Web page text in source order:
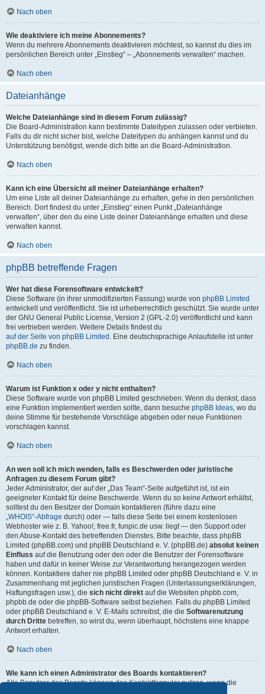
Nach oben
Wie deaktiviere ich meine Abonnements?
Wenn du mehrere Abonnements deaktivieren möchtest, so kannst du dies im
persönlichen Bereich unter „Einstieg“ – „Abonnements verwalten“ machen.
Nach oben
Dateianhänge
Welche Dateianhänge sind in diesem Forum zulässig?
Die Board-Administration kann bestimmte Dateitypen zulassen oder verbieten.
Falls du dir nicht sicher bist, welche Dateitypen du anhängen kannst und du
Unterstützung benötigst, wende dich bitte an die Board-Administration.
Nach oben
Kann ich eine Übersicht all meiner Dateianhänge erhalten?
Um eine Liste all deiner Dateianhänge zu erhalten, gehe in den persönlichen
Bereich. Dort findest du unter „Einstieg“ einen Punkt „Dateianhänge
verwalten“, über den du eine Liste deiner Dateianhänge erhalten und diese
verwalten kannst.
Nach oben
phpBB betreffende Fragen
Wer hat diese Forensoftware entwickelt?
Diese Software (in ihrer unmodifizierten Fassung) wurde von phpBB Limited
entwickelt und veröffentlicht. Sie ist urheberrechtlich geschützt. Sie wurde unter
der GNU General Public License, Version 2 (GPL-2.0) veröffentlicht und kann
frei vertrieben werden. Weitere Details findest du
auf der Seite von phpBB Limited . Eine deutschsprachige Anlaufstelle ist unter
phpBB.de zu finden.
Nach oben
Warum ist Funktion x oder y nicht enthalten?
Diese Software wurde von phpBB Limited geschrieben. Wenn du denkst, dass
eine Funktion implementiert werden sollte, dann besuche phpBB Ideas, wo du
deine Stimme für bestehende Vorschläge abgeben oder neue Funktionen
vorschlagen kannst.
Nach oben
An wen soll ich mich wenden, falls es Beschwerden oder juristische
Anfragen zu diesem Forum gibt?
Jeder Administrator, der auf der „Das Team“-Seite aufgeführt ist, ist ein
geeigneter Kontakt für deine Beschwerde. Wenn du so keine Antwort erhältst,
solltest du den Besitzer der Domain kontaktieren (führe dazu eine
„WHOIS“-Abfrage durch) oder — falls diese Seite bei einem kostenlosen
Webhoster wie z. B. Yahoo!, free.fr, funpic.de usw. liegt — den Support oder
den Abuse-Kontakt des betreffenden Dienstes. Bitte beachte, dass phpBB
Limited (phpBB.com) und phpBB Deutschland e. V. (phpBB.de) absolut keinen
Einfluss auf die Benutzung oder den oder die Benutzer der Forensoftware
haben und dafür in keiner Weise zur Verantwortung herangezogen werden
können. Kontaktiere daher nie phpBB Limited oder phpBB Deutschland e. V. in
Zusammenhang mit jeglichen juristischen Fragen (Unterlassungserklärungen,
Haftungsfragen usw.), die sich nicht direkt auf die Websiten phpbb.com,
phpbb.de oder die phpBB-Software selbst beziehen. Falls du phpBB Limited
oder phpBB Deutschland e. V. E-Mails schreibst, die die Softwarenutzung
durch Dritte betreffen, so wirst du, wenn überhaupt, höchstens eine knappe
Antwort erhalten.
Nach oben
Wie kann ich einen Administrator des Boards kontaktieren?
Alle Benutzer des Boards können das Kontaktformular nutzen, wenn die